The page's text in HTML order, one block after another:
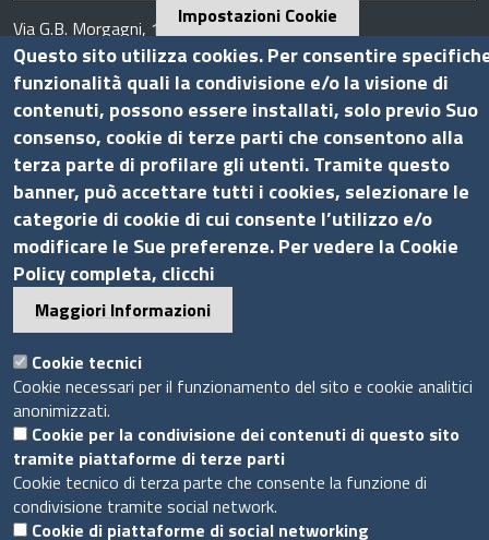
Via G.B. Morgagni, 13 - 00161 Roma
Tel.: +39 06 44231314
P.Iva 01898631005
C.F. 07888290587
Pecinfo.assocamerestero@legalmail.it
info@assocamerestero.it
dpo@assocamerestero.it
Seguici su
Sito web
Accesso INTRANET
Mappa del sito
Privacy Policy
Cookie Policy
Impostazioni Cookie
Questo sito utilizza cookies. Per consentire
funzionalità quali la condivisione e/o la visione di
contenuti, possono essere installati, solo previo Suo
consenso, cookie di terze parti che consentono alla
terza parte di profilare gli utenti. Tramite questo
banner, può accettare tutti i cookies, selezionare le
categorie di cookie di cui consente l’utilizzo e/o
modificare le Sue preferenze. Per vedere la Cookie
Policy completa, clicchi
Maggiori Informazioni
Cookie tecnici
Cookie necessari per il funzionamento del sito e cookie analitici
anonimizzati.
Cookie per la condivisione dei contenuti di questo sito
tramite piattaforme di terze parti
Cookie tecnico di terza parte che consente la funzione di
condivisione tramite social network.
Cookie di piattaforme di social networking